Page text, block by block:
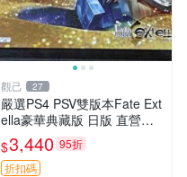
觀己 27
嚴選PS4 PSV雙版本Fate Ext
ella豪華典藏版 日版 直營直
送 典藏版 豪華遊戲 主機 Fat
e 游玩
$3,440 95折
折扣碼